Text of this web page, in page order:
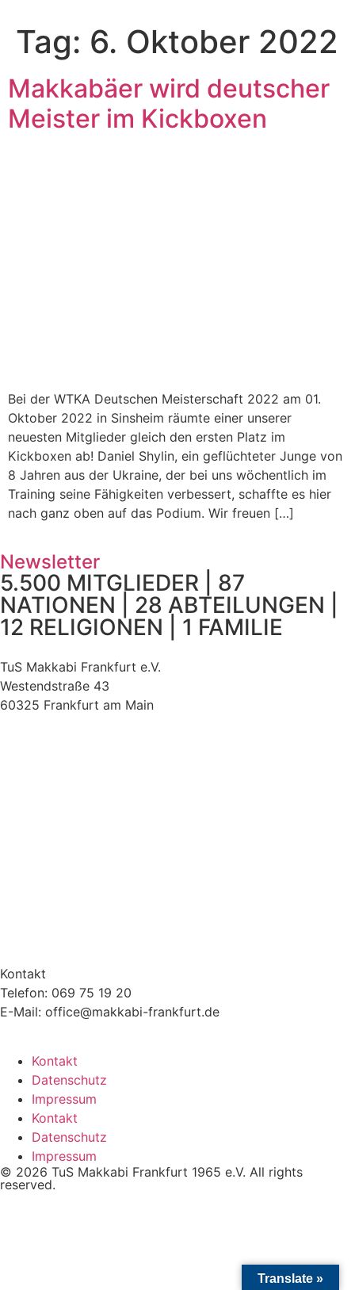
Tag: 6. Oktober 2022
Makkabäer wird deutscher
Meister im Kickboxen
Bei der WTKA Deutschen Meisterschaft 2022 am 01.
Oktober 2022 in Sinsheim räumte einer unserer
neuesten Mitglieder gleich den ersten Platz im
Kickboxen ab! Daniel Shylin, ein geflüchteter Junge von
8 Jahren aus der Ukraine, der bei uns wöchentlich im
Training seine Fähigkeiten verbessert, schaffte es hier
nach ganz oben auf das Podium. Wir freuen […]
Newsletter
5.500 MITGLIEDER | 87
NATIONEN | 28 ABTEILUNGEN |
12 RELIGIONEN | 1 FAMILIE
TuS Makkabi Frankfurt e.V.
Westendstraße 43
60325 Frankfurt am Main
Kontakt
Telefon: 069 75 19 20
E-Mail: office@makkabi-frankfurt.de
Kontakt
Datenschutz
Impressum
Kontakt
Datenschutz
Impressum
© 2026 TuS Makkabi Frankfurt 1965 e.V. All rights
reserved.
Translate »